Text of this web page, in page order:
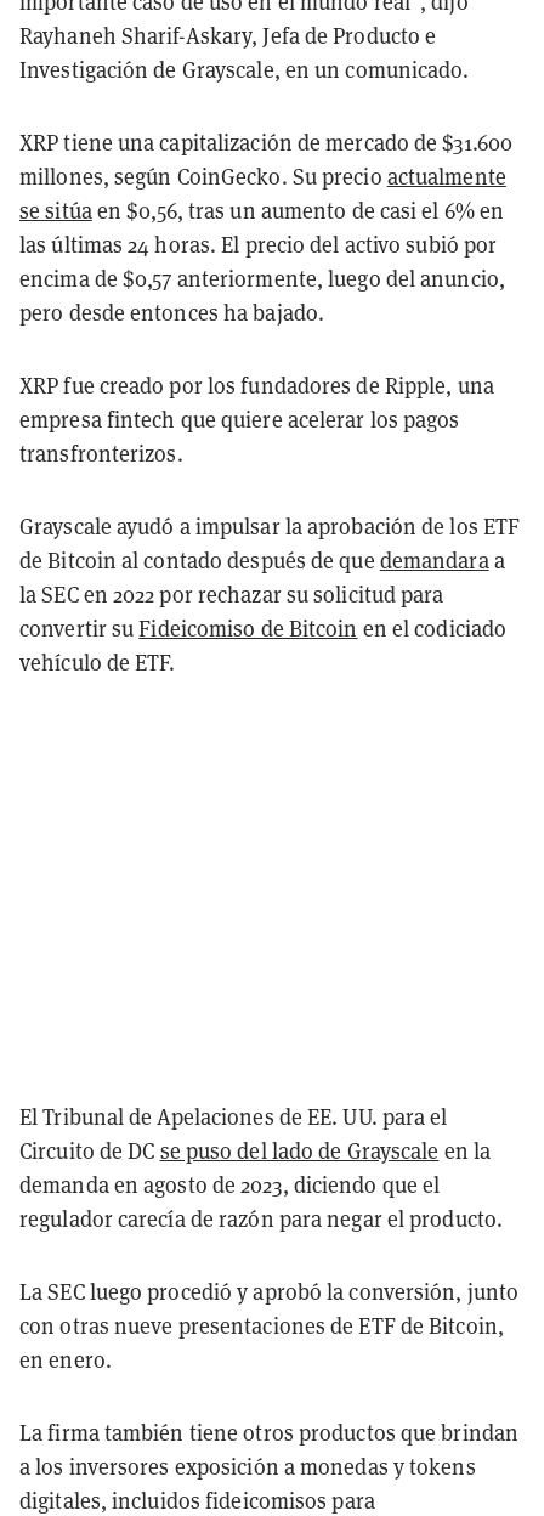
Rayhaneh Sharif-Askary, Jefa de Producto e
Investigación de Grayscale, en un comunicado.
XRP tiene una capitalización de mercado de $31.600
millones, según CoinGecko. Su precio actualmente
se sitúaen $0,56, tras un aumento de casi el 6% en
las últimas 24 horas. El precio del activo subió por
encima de $0,57 anteriormente, luego del anuncio,
pero desde entonces ha bajado.
XRP fue creado por los fundadores de Ripple, una
empresa fintech que quiere acelerar los pagos
transfronterizos.
Grayscale ayudó a impulsar la aprobación de los ETF
de Bitcoin al contado después de que demandaraa
la SEC en 2022 por rechazar su solicitud para
convertir suFideicomiso de Bitcoin en el codiciado
vehículo de ETF.
El Tribunal de Apelaciones de EE. UU. para el
Circuito de DC se puso del lado de Grayscale en la
demanda en agosto de 2023, diciendo que el
regulador carecía de razón para negar el producto.
La SEC luego procedió y aprobó la conversión, junto
con otras nueve presentaciones de ETF de Bitcoin,
en enero.
La firma también tiene otros productos que brindan
a los inversores exposición a monedas y tokens
digitales, incluidos fideicomisos para